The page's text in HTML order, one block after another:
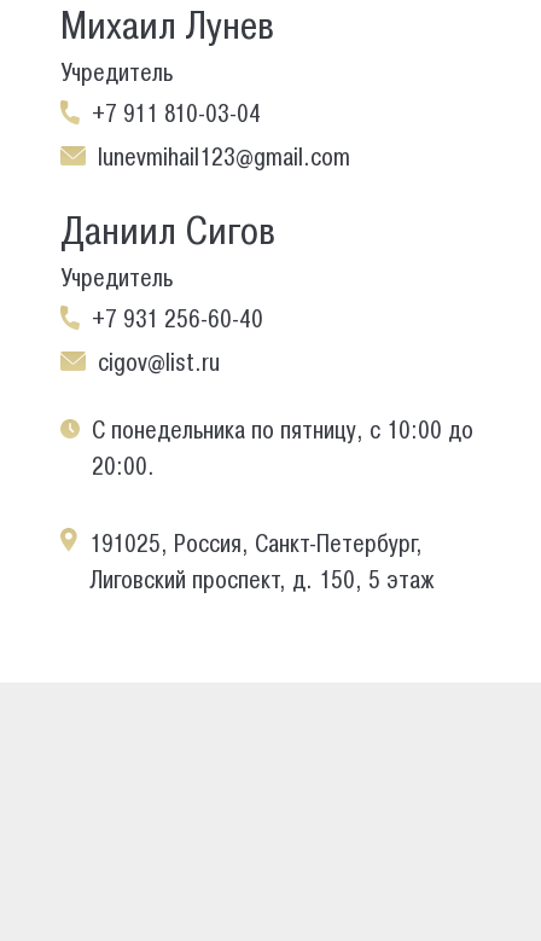
Михаил Лунев
Учредитель
+7 911 810-03-04
lunevmihail123@gmail.com
Даниил Сигов
Учредитель
+7 931 256-60-40
cigov@list.ru
С понедельника по пятницу, с 10:00 до
20:00.
191025, Россия, Санкт-Петербург,
Лиговский проспект, д. 150, 5 этаж